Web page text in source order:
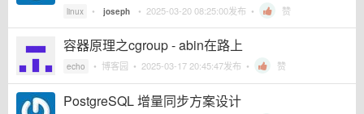
linux • joseph • 2025-03-20 08:25:00发布 • 赞
容器原理之cgroup - abin在路上
echo • 博客园 • 2025-03-17 20:45:47发布 • 赞
PostgreSQL 增量同步方案设计